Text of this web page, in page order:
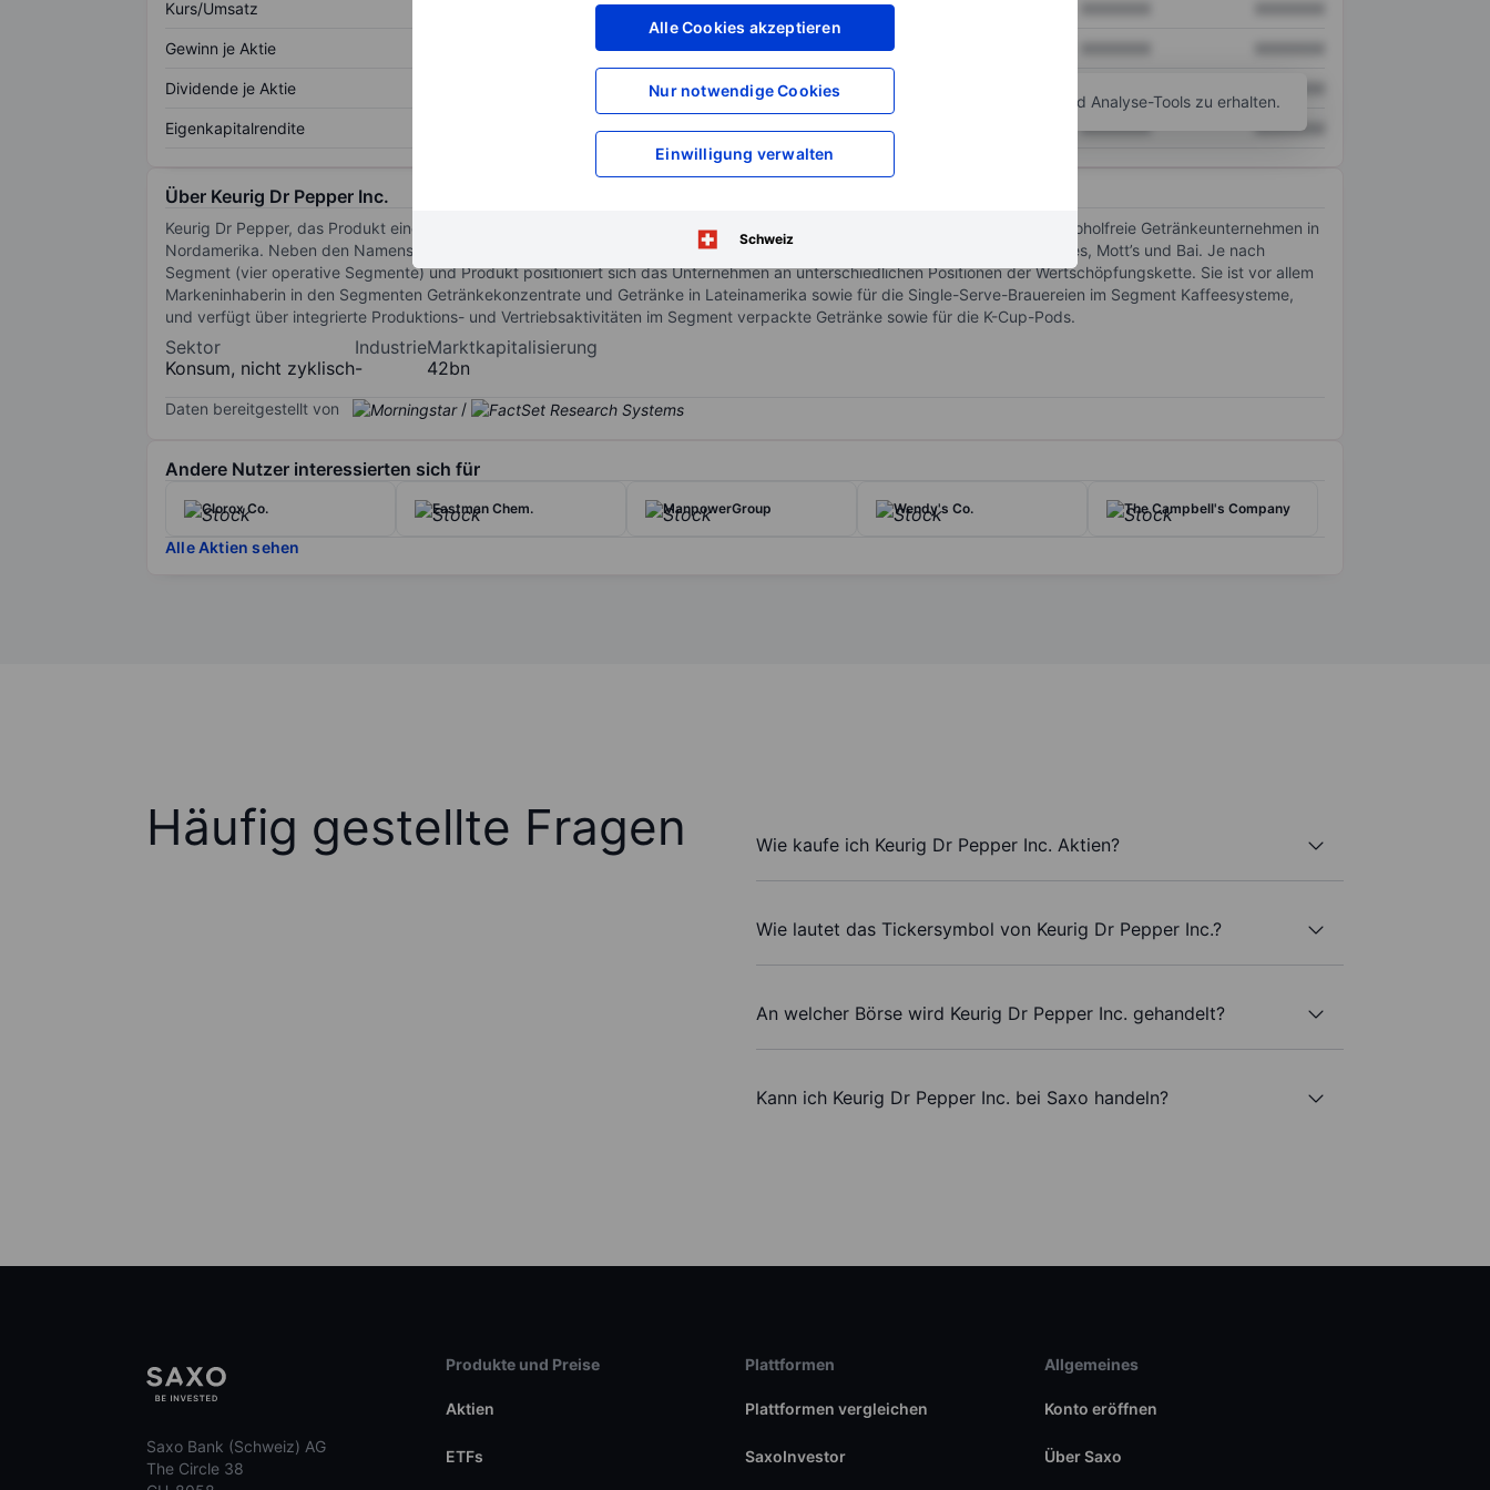
Alle Cookies akzeptieren
Nur notwendige Cookies
Einwilligung verwalten
Schweiz
Kurs/Umsatz XXXXXXX
Gewinn je Aktie XXXXXXX
Dividende je Aktie XXXXXXX
Eigenkapitalrendite XXXXXXX XXXXXXX XXXXXXX
Konto eröffnenum Zugriff auf mehr Diagramm- und Analyse-Tools zu erhalten.
Über Keurig Dr Pepper Inc.
Keurig Dr Pepper, das Produkt einer Fusion von Dr Pepper Snapple und Keurig Green Mountain in 2018, ist das drittgrößte alkoholfreie Getränkeunternehmen in
Nordamerika. Neben den Namensgebern gehören zu den Flaggschiffmarken des Unternehmens 7UP, Canada Dry, Schweppes, Mott’s und Bai. Je nach
Segment (vier operative Segmente) und Produkt positioniert sich das Unternehmen an unterschiedlichen Positionen der Wertschöpfungskette. Sie ist vor allem
Markeninhaberin in den Segmenten Getränkekonzentrate und Getränke in Lateinamerika sowie für die Single-Serve-Brauereien im Segment Kaffeesysteme,
und verfügt über integrierte Produktions- und Vertriebsaktivitäten im Segment verpackte Getränke sowie für die K-Cup-Pods.
Sektor
Konsum, nicht zyklisch
Industrie
-
Marktkapitalisierung
42bn
Daten bereitgestellt von /
Andere Nutzer interessierten sich für
Clorox Co. Eastman Chem. ManpowerGroup Wendy's Co. The Campbell's Company
Alle Aktien sehen
Häufig gestellte Fragen Wie kaufe ich Keurig Dr Pepper Inc. Aktien?
Wie lautet das Tickersymbol von Keurig Dr Pepper Inc.?
An welcher Börse wird Keurig Dr Pepper Inc. gehandelt?
Kann ich Keurig Dr Pepper Inc. bei Saxo handeln?
Saxo Bank (Schweiz) AG
The Circle 38
Produkte und Preise
Aktien
ETFs
Plattformen
Plattformen vergleichen
SaxoInvestor
Allgemeines
Konto eröffnen
Über Saxo